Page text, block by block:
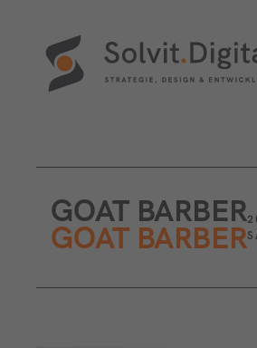
GOAT BARBER
GOAT BARBER